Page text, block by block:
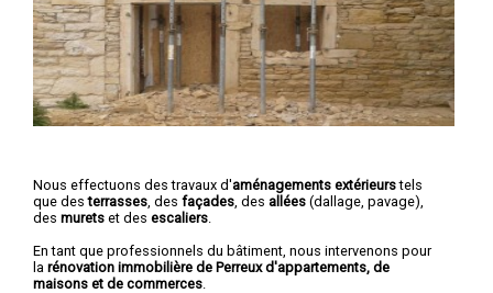
Nous effectuons des travaux d'aménagements extérieurstels
que desterrasses , des façades , des allées (dallage, pavage),
des murets et des escaliers
En tant que professionnels du bâtiment, nous intervenons pour
la rénovation immobilière de Perreux d'appartements, de
maisons et de commerces